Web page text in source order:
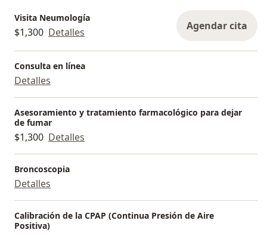
Visita Neumología
$1,300 Detalles Agendar cita
Consulta en línea
Detalles
Asesoramiento y tratamiento farmacológico para dejar
de fumar
$1,300 Detalles
Broncoscopia
Detalles
Calibración de la CPAP (Continua Presión de Aire
Positiva)